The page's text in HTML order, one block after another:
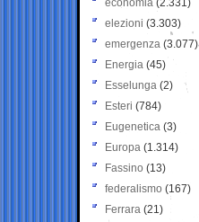
economia (2.331)
elezioni (3.303)
emergenza (3.077)
Energia (45)
Esselunga (2)
Esteri (784)
Eugenetica (3)
Europa (1.314)
Fassino (13)
federalismo (167)
Ferrara (21)